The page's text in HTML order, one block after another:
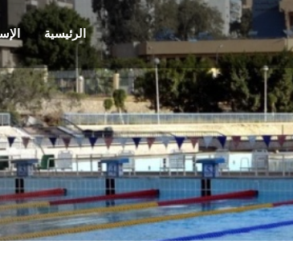
الرئيسية